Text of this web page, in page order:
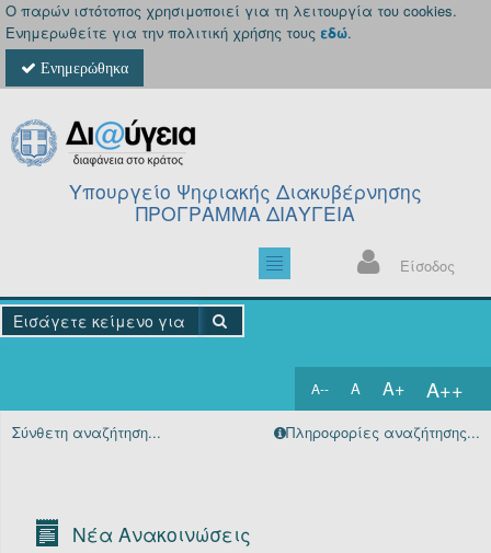
Ο παρών ιστότοπος χρησιμοποιεί για τη λειτουργία του cookies.
Ενημερωθείτε για την πολιτική χρήσης τους εδώ.
Ενημερώθηκα
Υπουργείο Ψηφιακής Διακυβέρνησης
ΠΡΟΓΡΑΜΜΑ ΔΙΑΥΓΕΙΑ
Είσοδος
A-- A A+ A++
Αρχική
Σύνθετη αναζήτηση... Πληροφορίες αναζήτησης...
Νέα Ανακοινώσεις